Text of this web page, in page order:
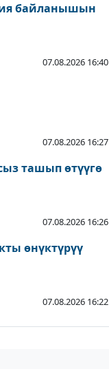
байланышын
07.08.2026 16:40
07.08.2026 16:27
ташып өтүүгө
07.08.2026 16:26
өнүктүрүү
07.08.2026 16:22